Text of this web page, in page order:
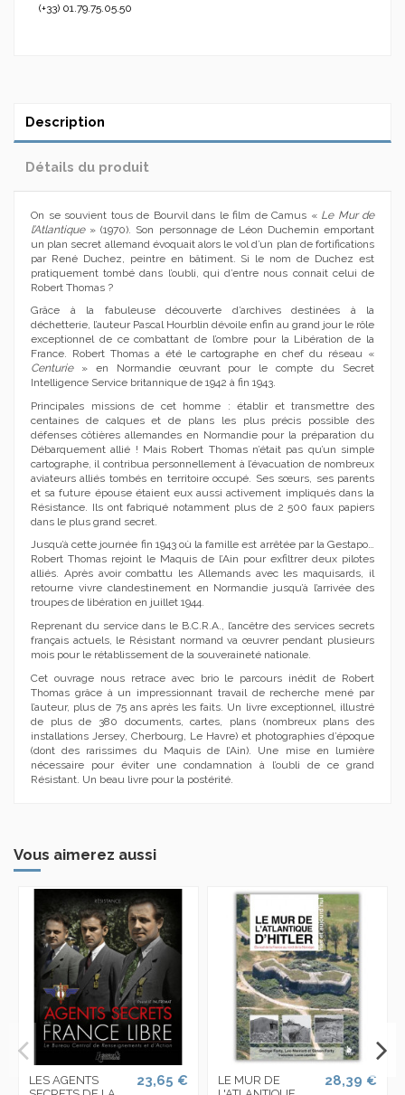
(+33) 01.79.75.05.50
Description
Détails du produit
On se souvient tous de Bourvil dans le film de Camus «Le Mur de
l’Atlantique» (1970). Son personnage de Léon Duchemin emportant
un plan secret allemand évoquait alors le vol d’un plan de fortifications
par René Duchez, peintre en bâtiment. Si le nom de Duchez est
pratiquement tombé dans l’oubli, qui d’entre nous connait celui de
Robert Thomas ?
Grâce à la fabuleuse découverte d’archives destinées à la
déchetterie, l’auteur Pascal Hourblin dévoile enfin au grand jour le rôle
exceptionnel de ce combattant de l’ombre pour la Libération de la
France. Robert Thomas a été le cartographe en chef du réseau «
Centurie» en Normandie œuvrant pour le compte du Secret
Intelligence Service britannique de 1942 à fin 1943.
Principales missions de cet homme : établir et transmettre des
centaines de calques et de plans les plus précis possible des
défenses côtières allemandes en Normandie pour la préparation du
Débarquement allié ! Mais Robert Thomas n’était pas qu’un simple
cartographe, il contribua personnellement à l’évacuation de nombreux
aviateurs alliés tombés en territoire occupé. Ses sœurs, ses parents
et sa future épouse étaient eux aussi activement impliqués dans la
Résistance. Ils ont fabriqué notamment plus de 2 500 faux papiers
dans le plus grand secret.
Jusqu’à cette journée fin 1943 où la famille est arrêtée par la Gestapo…
Robert Thomas rejoint le Maquis de l’Ain pour exfiltrer deux pilotes
alliés. Après avoir combattu les Allemands avec les maquisards, il
retourne vivre clandestinement en Normandie jusqu’à l’arrivée des
troupes de libération en juillet 1944.
Reprenant du service dans le B.C.R.A., l’ancêtre des services secrets
français actuels, le Résistant normand va œuvrer pendant plusieurs
mois pour le rétablissement de la souveraineté nationale.
Cet ouvrage nous retrace avec brio le parcours inédit de Robert
Thomas grâce à un impressionnant travail de recherche mené par
l’auteur, plus de 75 ans après les faits. Un livre exceptionnel, illustré
de plus de 380 documents, cartes, plans (nombreux plans des
installations Jersey, Cherbourg, Le Havre) et photographies d’époque
(dont des rarissimes du Maquis de l’Ain). Une mise en lumière
nécessaire pour éviter une condamnation à l’oubli de ce grand
Résistant. Un beau livre pour la postérité.
Vous aimerez aussi
LES AGENTS
23,65 €
LE MUR DE
28,39 €